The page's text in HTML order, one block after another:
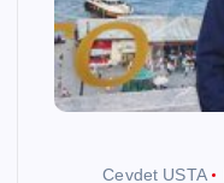
Cevdet USTA